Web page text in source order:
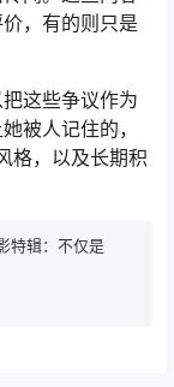
，有的则只是
这些争议作为
被人记住的，
格，以及长期积
特辑：不仅是